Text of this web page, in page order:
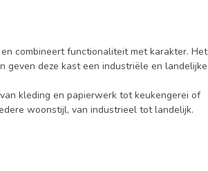
combineert functionaliteit met karakter. Het
deze kast een industriële en landelijke
kleding en papierwerk tot keukengerei of
woonstijl, van industrieel tot landelijk.